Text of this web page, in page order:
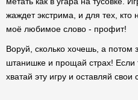
жаждет экстрима, и для тех, кто
моё любимое слово - профит!
Воруй, сколько хочешь, а потом
штанишке и прощай страх! Если
хватай эту игру и оставляй свои